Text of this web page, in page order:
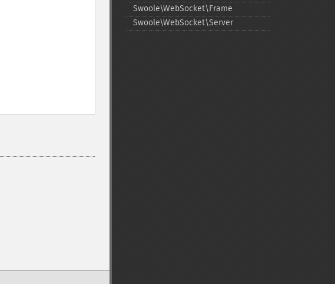
Swoole\WebSocket\Frame
Swoole\WebSocket\Server